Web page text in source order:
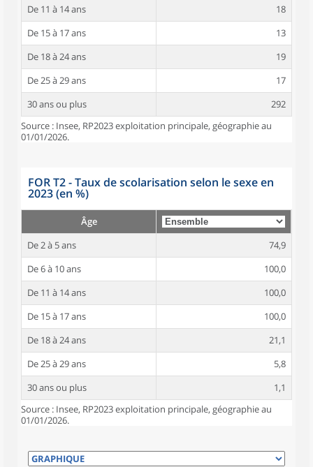
De 11 à 14 ans
18
De 15 à 17 ans
13
De 18 à 24 ans
19
De 25 à 29 ans
17
30 ans ou plus
292
Source : Insee, RP2023 exploitation principale, géographie au
01/01/2026.
FOR T2 - Taux de scolarisation selon le sexe en
2023 (en %)
Âge
De 2 à 5 ans
74,9
De 6 à 10 ans
100,0
De 11 à 14 ans
100,0
De 15 à 17 ans
100,0
De 18 à 24 ans
21,1
De 25 à 29 ans
5,8
30 ans ou plus
1,1
Source : Insee, RP2023 exploitation principale, géographie au
01/01/2026.